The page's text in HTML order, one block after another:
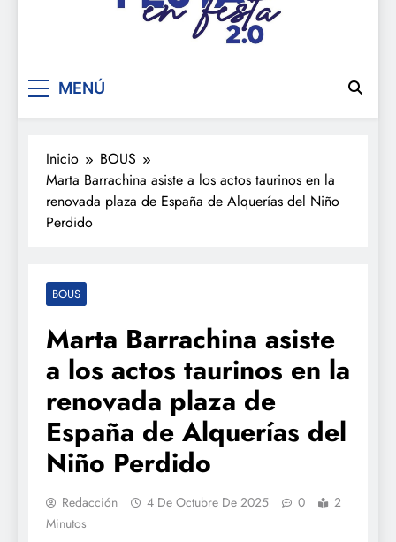
De festa en festa 2.0
MENÚ
Inicio
BOUS
Marta Barrachina asiste a los actos taurinos en la
renovada plaza de España de Alquerías del Niño
Perdido
BOUS
Marta Barrachina asiste
a los actos taurinos en la
renovada plaza de
España de Alquerías del
Niño Perdido
Redacción 4 De Octubre De 2025 0
2
Minutos